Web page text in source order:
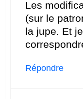
Les
(sur le
la jupe. Et
Répondre